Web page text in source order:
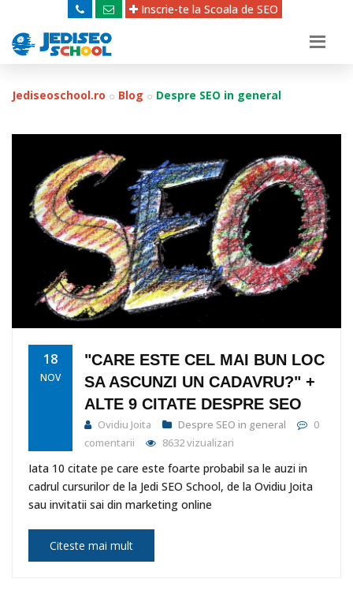
Inscrie-te la Scoala de SEO
Jediseoschool.ro Blog Despre SEO in general
18
NOV
"CARE ESTE CEL MAI BUN LOC
SA ASCUNZI UN CADAVRU?" +
ALTE 9 CITATE DESPRE SEO
Ovidiu Joita Despre SEO in general
0
comentarii
8632 vizualizari
Iata 10 citate pe care este foarte probabil sa le auzi in
cadrul cursurilor de la Jedi SEO School, de la Ovidiu Joita
sau invitatii sai din marketing online
Citeste mai mult